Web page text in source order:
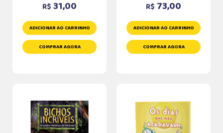
R$ 31,00
ADICIONAR AO CARRINHO
COMPRAR AGORA
R$ 73,00
ADICIONAR AO CARRINHO
COMPRAR AGORA